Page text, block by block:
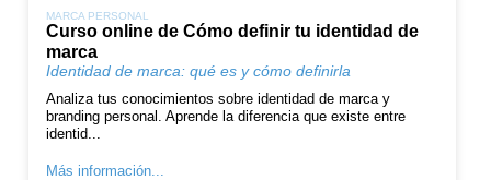
MARCA PERSONAL
Curso online de Cómo definir tu identidad de
marca
Identidad de marca: qué es y cómo definirla
Analiza tus conocimientos sobre identidad de marca y
branding personal. Aprende la diferencia que existe entre
identid...
Más información...